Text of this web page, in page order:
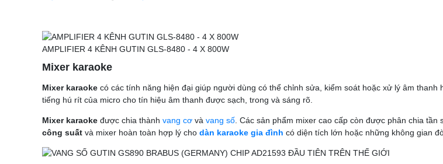
AMPLIFIER 4 KÊNH GUTIN GLS-8480 - 4 X 800W
Mixer karaoke
Mixer karaoke có các tính năng hiện đại giúp người dùng có thể chỉnh sửa, kiểm soát hoặc xử lý âm
tiếng hú rít của micro cho tín hiệu âm thanh được sạch, trong và sáng rõ.
Mixer karaoke được chia thành vang cơ và vang số . Các sản phẩm mixer cao cấp còn được phân chia
công suất và mixer hoàn toàn hợp lý cho dàn karaoke gia đình có diện tích lớn hoặc những không gian